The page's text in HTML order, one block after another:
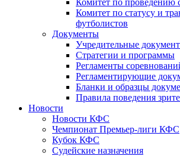
Комитет по проведению
Комитет по статусу и
футболистов
Документы
Учредительные
Стратегии и программы
Регламенты
Регламентирующие
Бланки и образцы
Правила поведения
Новости
Новости КФС
Чемпионат Премьер-лиги КФС
Кубок КФС
Судейские назначения